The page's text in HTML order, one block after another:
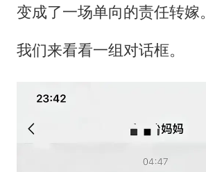
变成了一场单向的责任转嫁。
我们来看看一组对话框。